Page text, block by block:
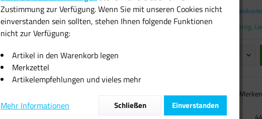
inkl. MwSt.zzgl.
Sofort versandfertig,
Vergleichen Merken
Artikel-Nr.:
Zustimmung zur Verfügung. Wenn Sie mit unseren Cookies nicht
einverstanden sein sollten, stehen Ihnen folgende Funktionen
nicht zur Verfügung:
Artikel in den Warenkorb legen
Merkzettel
Artikelempfehlungen und vieles mehr
Mehr Informationen Einverstanden
Schließen